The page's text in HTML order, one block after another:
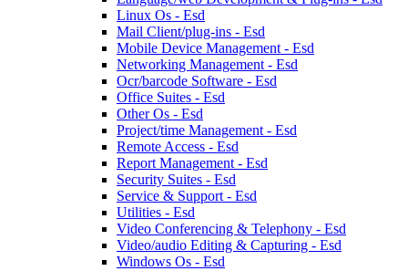
Linux Os - Esd
Mail Client/plug-ins - Esd
Mobile Device Management - Esd
Networking Management - Esd
Ocr/barcode Software - Esd
Office Suites - Esd
Other Os - Esd
Project/time Management - Esd
Remote Access - Esd
Report Management - Esd
Security Suites - Esd
Service & Support - Esd
Utilities - Esd
Video Conferencing & Telephony - Esd
Video/audio Editing & Capturing - Esd
Windows Os - Esd